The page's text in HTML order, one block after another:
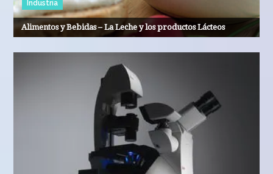
Industria
Alimentos y Bebidas – La Leche y los productos Lácteos